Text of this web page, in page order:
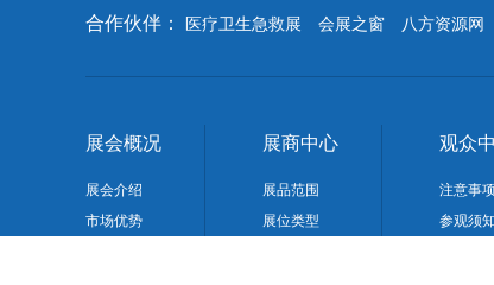
合作伙伴： 医疗卫生急救展 会展之窗 八方资源网
展会概况
展会介绍
市场优势
展商中心
展品范围
展位类型
观众
注意事项
参观须知